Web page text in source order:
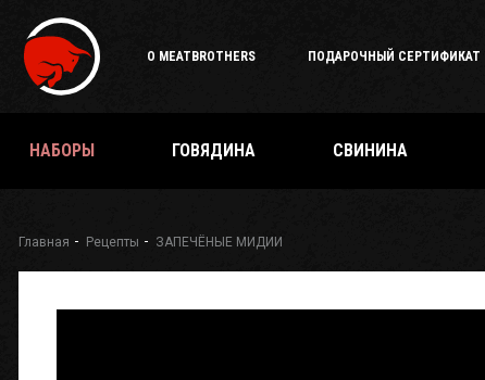
О MEATBROTHERS ПОДАРОЧНЫЙ СЕРТИФИКАТ
НАБОРЫ ГОВЯДИНА СВИНИНА
Главная Рецепты ЗАПЕЧЁНЫЕ МИДИИ